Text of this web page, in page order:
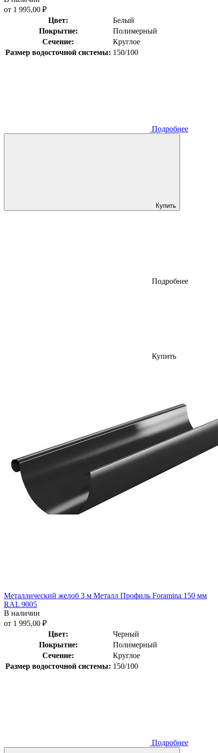
от 1 995,00 ₽
Цвет:
Белый
Покрытие:
Полимерный
Сечение:
Круглое
Размер водосточной системы: 150/100
Подробнее
Купить
Подробнее
Купить
Металлический желоб 3 м Металл Профиль Foramina 150 мм
RAL 9005
В наличии
от 1 995,00 ₽
Цвет:
Черный
Покрытие:
Полимерный
Сечение:
Круглое
Размер водосточной системы: 150/100
Подробнее